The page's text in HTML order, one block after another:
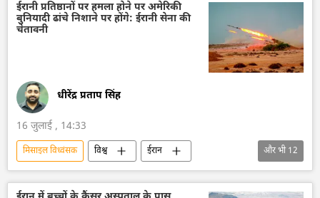
वाशिंगटन
वाशिंगटन डीसी
व्हाइट हाउस
तेहरान
द्विपक्षीय रिश्ते
ईरानी प्रतिष्ठानों पर हमला होने पर अमेरिकी
बुनियादी ढांचे निशाने पर होंगे: ईरानी सेना की
चेतावनी
धीरेंद्र प्रताप सिंह
16 जुलाई , 14:33
मिसाइल विध्वंसक विश्व
ईरान
अमेरिका-इजराइल-ईरान युद्ध
इजराइल
द्विपक्षीय रिश्ते
अमरीकी सेना
और भी12